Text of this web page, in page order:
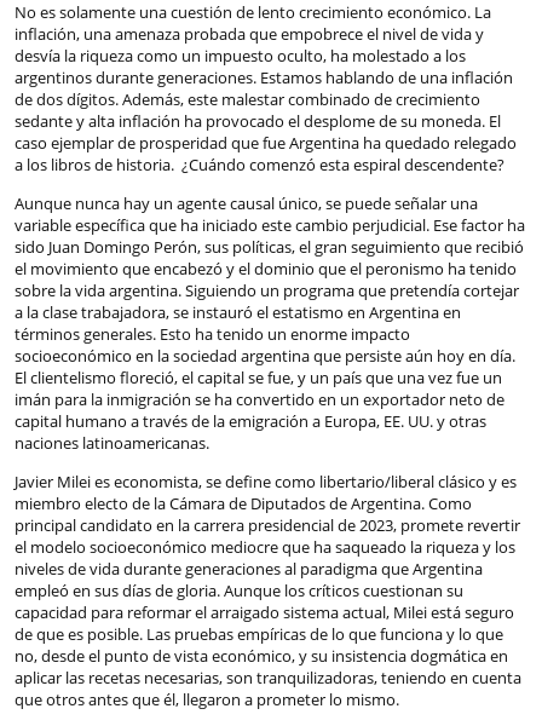
No es solamente una cuestión de lento crecimiento económico. La
inflación, una amenaza probada que empobrece el nivel de vida y
desvía la riqueza como un impuesto oculto, ha molestado a los
argentinos durante generaciones. Estamos hablando de una inflación
de dos dígitos. Además, este malestar combinado de crecimiento
sedante y alta inflación ha provocado el desplome de su moneda. El
caso ejemplar de prosperidad que fue Argentina ha quedado relegado
a los libros de historia. ¿Cuándo comenzó esta espiral descendente?
Aunque nunca hay un agente causal único, se puede señalar una
variable específica que ha iniciado este cambio perjudicial. Ese factor ha
sido Juan Domingo Perón, sus políticas, el gran seguimiento que recibió
el movimiento que encabezó y el dominio que el peronismo ha tenido
sobre la vida argentina. Siguiendo un programa que pretendía cortejar
a la clase trabajadora, se instauró el estatismo en Argentina en
términos generales. Esto ha tenido un enorme impacto
socioeconómico en la sociedad argentina que persiste aún hoy en día.
El clientelismo floreció, el capital se fue, y un país que una vez fue un
imán para la inmigración se ha convertido en un exportador neto de
capital humano a través de la emigración a Europa, EE. UU. y otras
naciones latinoamericanas.
Javier Milei es economista, se define como libertario/liberal clásico y es
miembro electo de la Cámara de Diputados de Argentina. Como
principal candidato en la carrera presidencial de 2023, promete revertir
el modelo socioeconómico mediocre que ha saqueado la riqueza y los
niveles de vida durante generaciones al paradigma que Argentina
empleó en sus días de gloria. Aunque los críticos cuestionan su
capacidad para reformar el arraigado sistema actual, Milei está seguro
de que es posible. Las pruebas empíricas de lo que funciona y lo que
no, desde el punto de vista económico, y su insistencia dogmática en
aplicar las recetas necesarias, son tranquilizadoras, teniendo en cuenta
que otros antes que él, llegaron a prometer lo mismo.